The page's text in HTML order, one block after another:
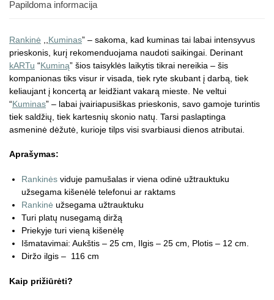
Papildoma informacija
Rankinė Kuminas” – sakoma, kad kuminas tai labai intensyvus
prieskonis, kurį rekomenduojama naudoti saikingai. Derinant
kARTu “Kuminą” šios taisyklės laikytis tikrai nereikia – šis
kompanionas tiks visur ir visada, tiek ryte skubant į darbą, tiek
keliaujant į koncertą ar leidžiant vakarą mieste. Ne veltui
“Kuminas” – labai įvairiapusiškas prieskonis, savo gamoje turintis
tiek saldžių, tiek kartesnių skonio natų. Tarsi paslaptinga
asmeninė dėžutė, kurioje tilps visi svarbiausi dienos atributai.
Aprašymas:
Rankinės viduje pamušalas ir viena odinė užtrauktuku
užsegama kišenėlė telefonui ar raktams
Rankinė užsegama užtrauktuku
Turi platų nusegamą diržą
Priekyje turi vieną kišenėlę
Išmatavimai: Aukštis – 25 cm, Ilgis – 25 cm, Plotis – 12 cm.
Diržo ilgis – 116 cm
Kaip prižiūrėti?